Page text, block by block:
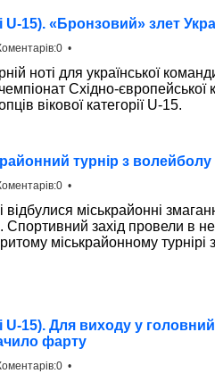
U-15). «Бронзовий» злет
•
ноті для української
чемпіонат Східно-
вікової категорії U-15.
турнір з
•
відбулися міськрайонні
Спортивний захід провели в
міськрайонному
15). Для виходу у головний
фарту
•